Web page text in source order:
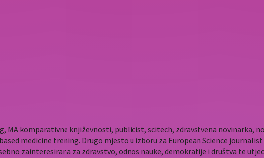
MA komparativne književnosti, publicist, scitech, zdravstvena novinarka,
medicine trening. Drugo mjesto u izboru za European Science
zainteresirana za zdravstvo, odnos nauke, demokratije i društva te